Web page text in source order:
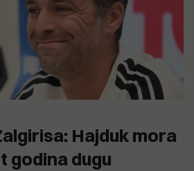
Hajduk mora
godina dugu